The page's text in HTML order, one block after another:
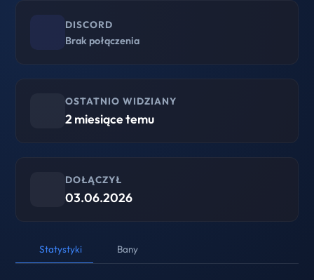
DISCORD
Brak połączenia
OSTATNIO WIDZIANY
2 miesiące temu
DOŁĄCZYŁ
03.06.2026
Statystyki Bany